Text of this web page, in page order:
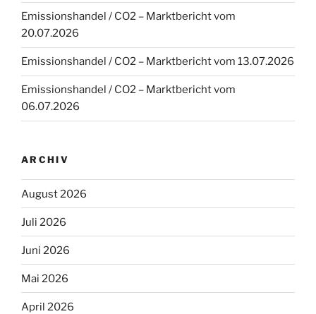
Emissionshandel / CO2 – Marktbericht vom
20.07.2026
Emissionshandel / CO2 – Marktbericht vom 13.07.2026
Emissionshandel / CO2 – Marktbericht vom
06.07.2026
ARCHIV
August 2026
Juli 2026
Juni 2026
Mai 2026
April 2026